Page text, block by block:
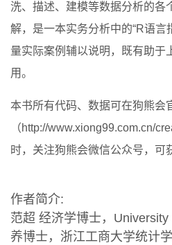
洗、描述、建模等数据分析的各
解，是一本实务分析中的“R语言
量实际案例辅以说明，既有助于
用。
本书所有代码、数据可在狗熊会
（http://www.xiong99.com.cn/
时，关注狗熊会微信公众号，可
作者简介:
范超 经济学博士，
养博士，浙江工商大学统计